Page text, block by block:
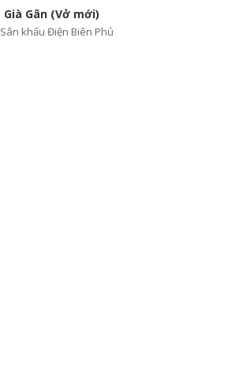
Già Gân (Vở mới)
Sân khấu Điện Biên Phủ